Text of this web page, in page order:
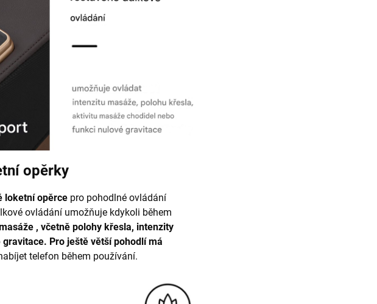
opěrky
loketní opěrce pro pohodlné ovládání
ovládání umožňuje kdykoli během
, včetně polohy křesla, intenzity
Pro ještě větší pohodlí má
telefon během používání.